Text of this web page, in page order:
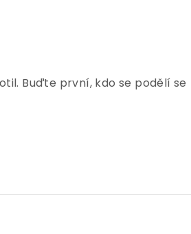
Buďte první, kdo se podělí se